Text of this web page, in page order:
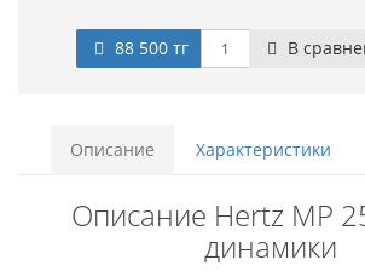
88 500 тг В
Описание Характеристики
Описание Hertz MP
динамики